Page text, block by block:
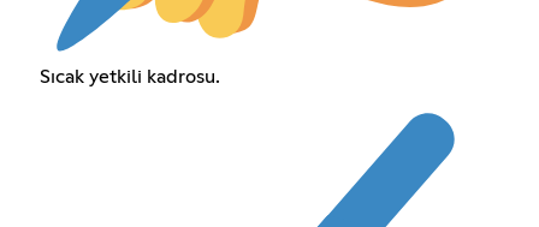
Sıcak yetkili kadrosu.